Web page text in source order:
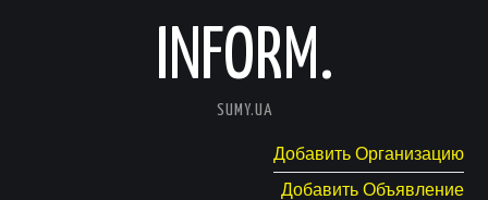
INFORM.
SUMY.UA
Добавить Организацию
Добавить Объявление